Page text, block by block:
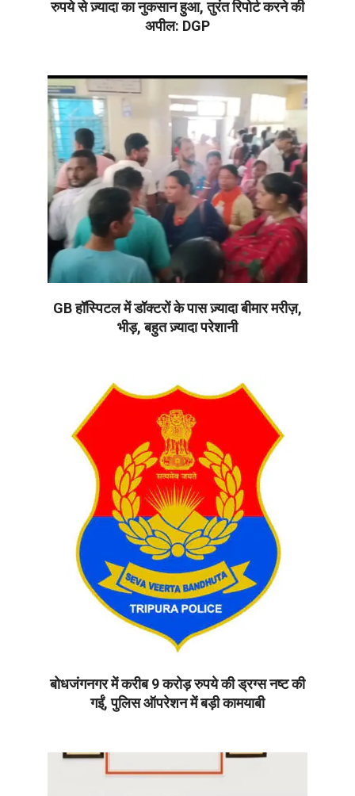
रुपये से ज़्यादा का नुकसान हुआ, तुरंत रिपोर्ट करने की
अपील: DGP
30
GB हॉस्पिटल में डॉक्टरों के पास ज़्यादा बीमार मरीज़,
भीड़, बहुत ज़्यादा परेशानी
बोधजंगनगर में करीब 9 करोड़ रुपये की ड्रग्स नष्ट की
गईं, पुलिस ऑपरेशन में बड़ी कामयाबी